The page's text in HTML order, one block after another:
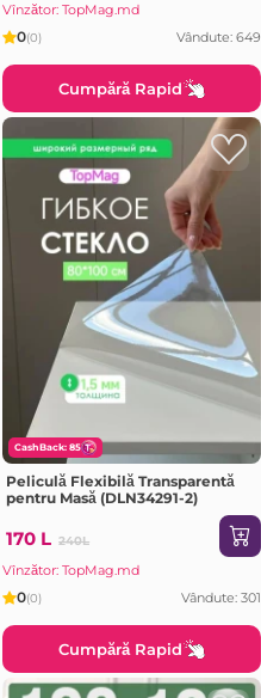
Vînzător: TopMag.md
0(0) Vândute: 649
Cumpără Rapid
CashBack: 85
Peliculă Flexibilă Transparentă
pentru Masă (DLN34291-2)
170 L 240L
Vînzător: TopMag.md
0(0) Vândute: 301
Cumpără Rapid